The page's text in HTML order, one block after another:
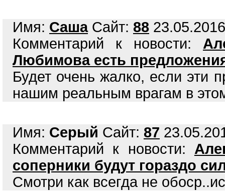
Имя: СашаСайт: 88
Комментарий к новости:
Любимова есть
Будет очень жалко, если эти
нашим реальным врагам в
Имя: Серый Сайт: 87
Комментарий к новости:
соперники будут гораздо
Смотри как всегда не